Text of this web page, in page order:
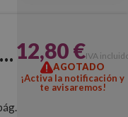
12,80 €IVA
AGOTADO
¡Activa la notificación y
te avisaremos!